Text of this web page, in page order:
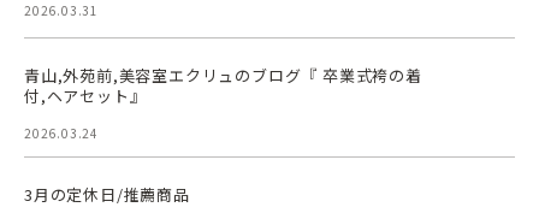
2026.03.31
青山,外苑前,美容室エクリュのブログ『 卒業式袴の着
付,ヘアセット』
2026.03.24
3月の定休日/推薦商品